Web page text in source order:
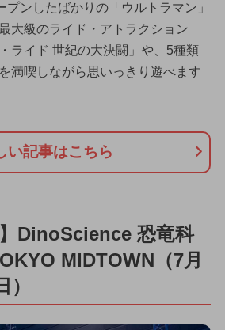
プンしたばかりの「ウルトラマン」
大級のライド・アトラクション
ライド 世紀の大決闘」や、5種類
満喫しながら思いっきり遊べます
い記事はこちら
】DinoScience 恐竜科
MIDTOWN（7月